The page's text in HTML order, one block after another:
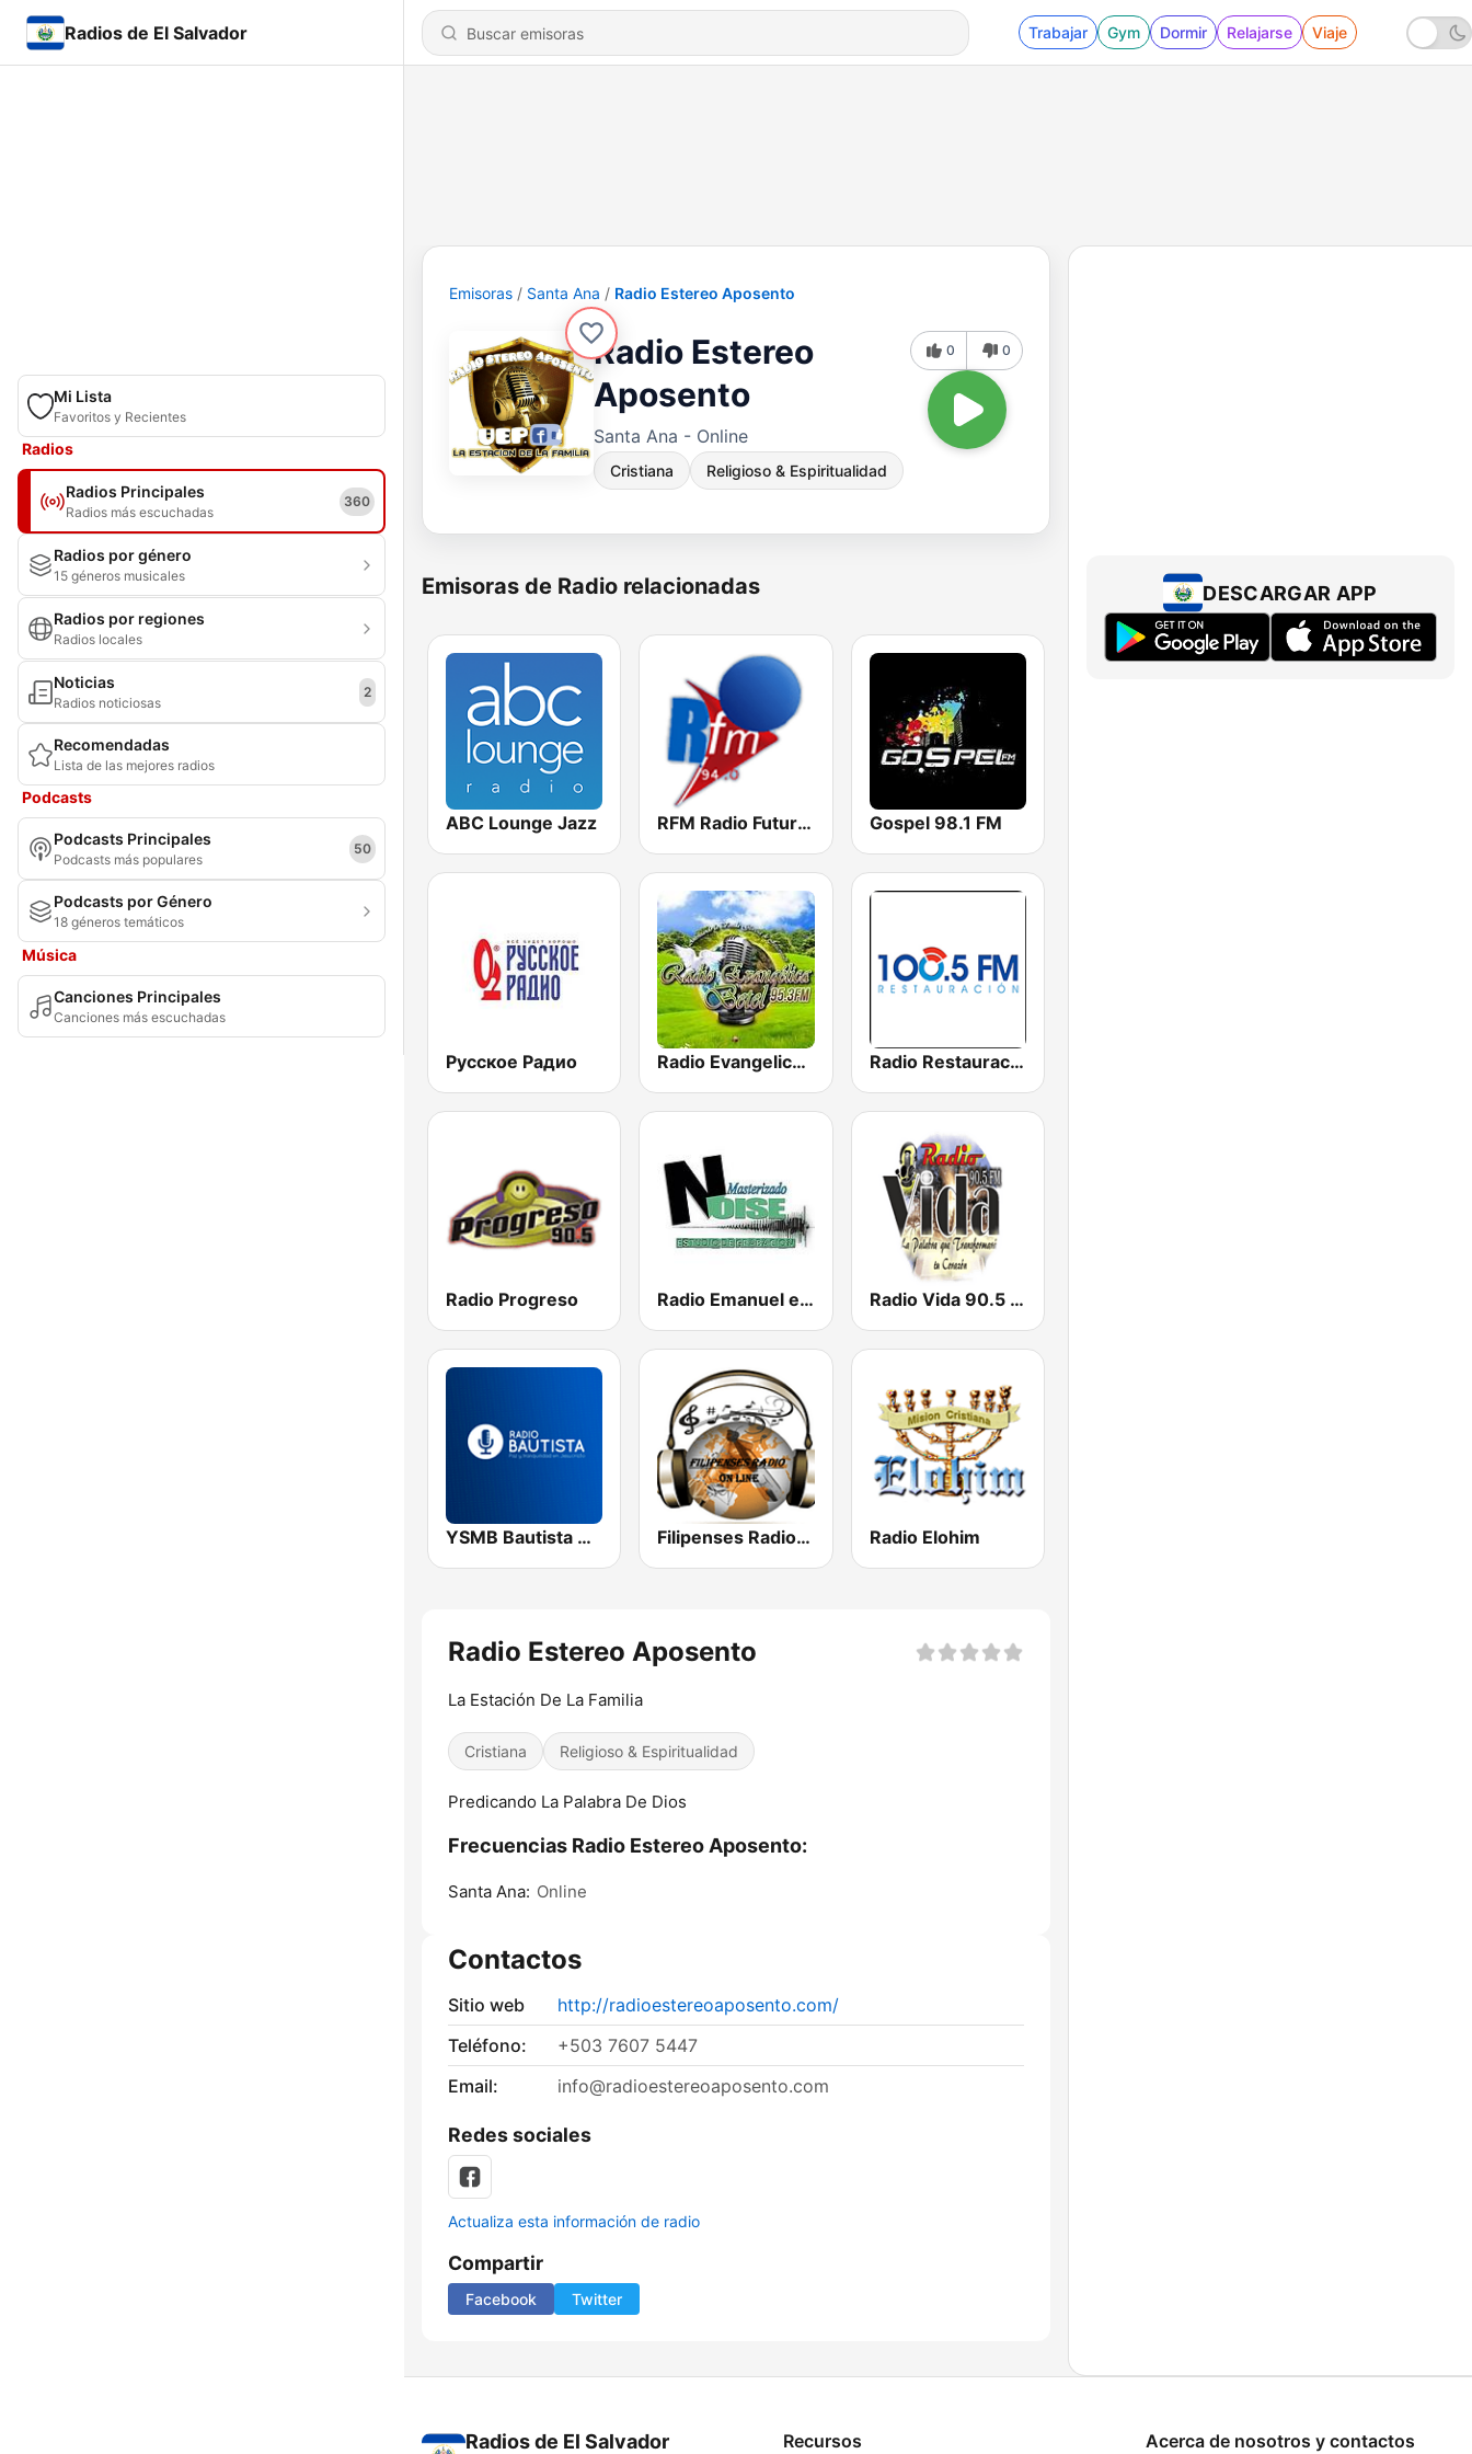
Radios de El Salvador Trabajar Gym Dormir Relajarse Viaje
Mi Lista
Favoritos y Recientes
Radios
Radios Principales
Radios más escuchadas
360
Radios por género
15 géneros musicales
Radios por regiones
Radios locales
Noticias
Radios noticiosas
2
Recomendadas
Lista de las mejores radios
Podcasts
Podcasts Principales
Podcasts más populares
50
Podcasts por Género
18 géneros temáticos
Música
Canciones Principales
Canciones más escuchadas
Emisoras Santa Ana Radio Estereo Aposento
Radio Estereo
Aposento
Santa Ana - Online
Cristiana Religioso & Espiritualidad
0 0
Emisoras de Radio relacionadas
ABC Lounge Jazz RFM Radio Futurs Medias 94.0 FM Gospel 98.1 FM
Русское Радио Radio Evangelica Betel Radio Restauracion
Radio Progreso Radio Emanuel el Salvador Radio Vida 90.5 FM El Salvador
YSMB Bautista 89.7 FM Filipenses Radio El Salvador Radio Elohim
Radio Estereo Aposento
La Estación De La Familia
Cristiana Religioso & Espiritualidad
Predicando La Palabra De Dios
Frecuencias Radio Estereo Aposento:
Santa Ana: Online
Contactos
Sitio web
http://radioestereoaposento.com/
Teléfono:
+503 7607 5447
Email:
info@radioestereoaposento.com
Redes sociales
Actualiza esta información de radio
Compartir
Facebook Twitter
DESCARGAR APP
Radios de El Salvador Recursos Acerca de nosotros y contactos